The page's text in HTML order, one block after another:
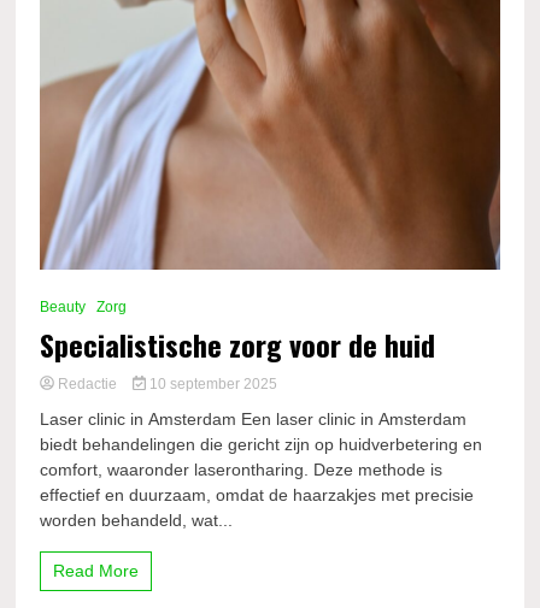
Beauty Zorg
Specialistische zorg voor de huid
Redactie 10 september 2025
Laser clinic in Amsterdam Een laser clinic in Amsterdam
biedt behandelingen die gericht zijn op huidverbetering en
comfort, waaronder laserontharing. Deze methode is
effectief en duurzaam, omdat de haarzakjes met precisie
worden behandeld, wat...
Read More